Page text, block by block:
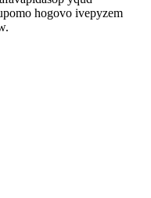
hogovo ivepyzem